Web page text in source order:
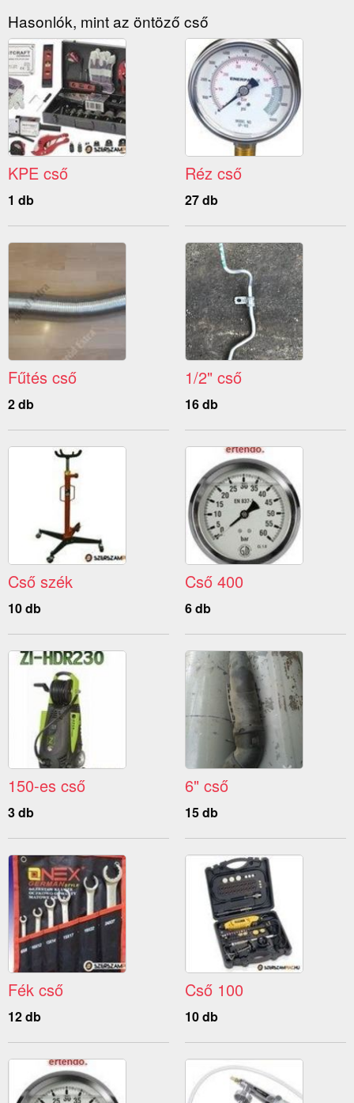
Hasonlók, mint az öntöző cső
KPE cső
1 db
Réz cső
27 db
Fűtés cső
2 db
1/2" cső
16 db
Cső szék
10 db
Cső 400
6 db
150-es cső
3 db
6" cső
15 db
Fék cső
12 db
Cső 100
10 db